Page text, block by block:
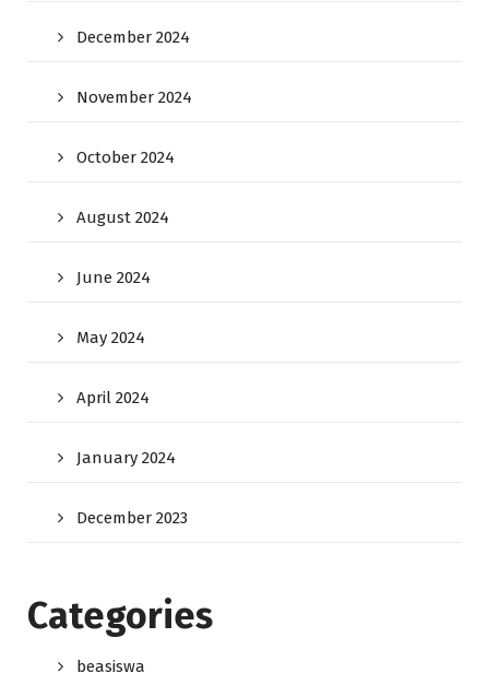
December 2024
November 2024
October 2024
August 2024
June 2024
May 2024
April 2024
January 2024
December 2023
Categories
beasiswa